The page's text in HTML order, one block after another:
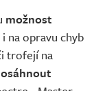
možnost
i na opravu chyb
trofejí na